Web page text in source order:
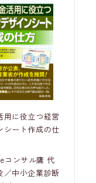
用に役立つ経営
シート作成の仕
コンサル鷹 代
／中小企業診断